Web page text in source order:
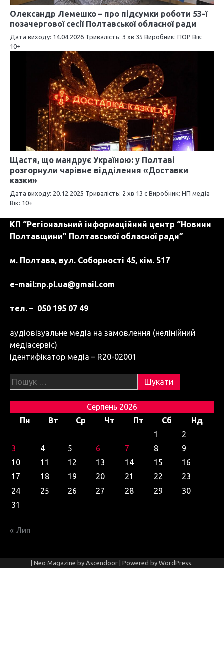
Олександр Лемешко – про підсумки роботи 53-ї
позачергової сесії Полтавської обласної ради
Дата виходу: 14.04.2026 Тривалість: 3 хв 35 Виробник: ПОР Вік:
10+
Щастя, що мандрує Україною: у Полтаві
розгорнули чарівне відділення «Доставки
казки»
Дата виходу: 20.12.2025 Тривалість: 2 хв 13 с Виробник: НП медіа
Вік: 10+
КП “Регіональний інформаційний центр “Новини
Полтавщини” Полтавської обласної ради”
м. Полтава, вул. Соборності 45, кім. 517
e-mail:np.pl.ua@gmail.com
тел. – 050 195 07 49
аудіовізуальне медіа на замовлення (нелінійний
медіасервіс)
ідентифікатор медіа – R20-02001
Пошук:
Серпень 2026
Пн
Вт Ср Чт Пт Сб
Нд
1
2
3
4 5 6 7 8
9
10
11 12 13 14 15
16
17
18 19 20 21 22
23
24
25 26 27 28 29
30
31
« Лип
| Neo Magazine by Ascendoor | Powered by WordPress